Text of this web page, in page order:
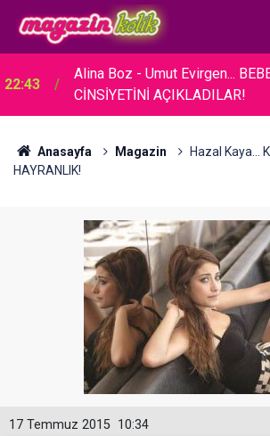
22:43
Alina Boz - Umut Evirgen...
CİNSİYETİNİ AÇIKLADILAR!
Anasayfa Magazin
Hazal Kaya...
HAYRANLIK!
10:34
17 Temmuz 2015